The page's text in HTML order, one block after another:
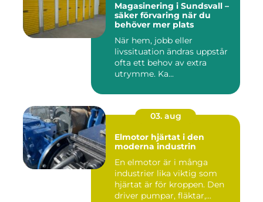
Magasinering i Sundsvall –
säker förvaring när du
behöver mer plats
När hem, jobb eller
livssituation ändras uppstår
ofta ett behov av extra
utrymme. Ka...
03. aug
Elmotor hjärtat i den
moderna industrin
En elmotor är i många
industrier lika viktig som
hjärtat är för kroppen. Den
driver pumpar, fläktar,...